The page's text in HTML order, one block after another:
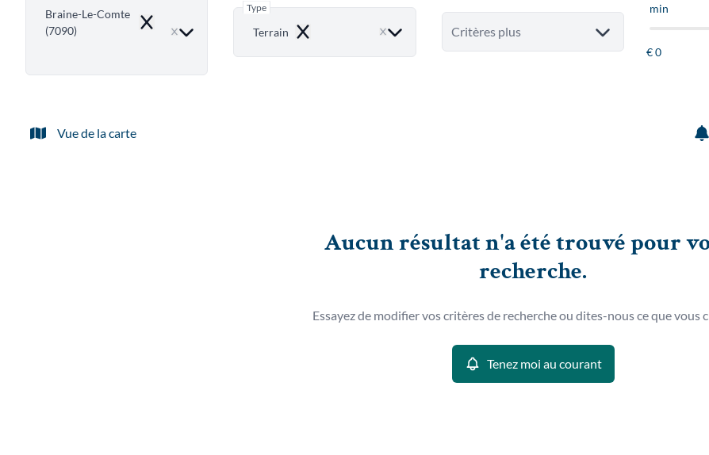
Braine-Le-Comte
(7090)
Remove
Type
Terrain
Remove Critères plus
min
Vue de la carte
Aucun résultat n'a été trouvé pour
recherche.
Essayez de modifier vos critères de recherche ou dites-nous ce que vous
Tenez moi au courant